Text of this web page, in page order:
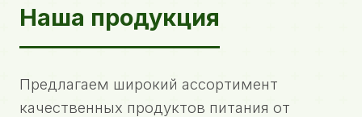
Наша продукция
Предлагаем широкий ассортимент
качественных продуктов питания от